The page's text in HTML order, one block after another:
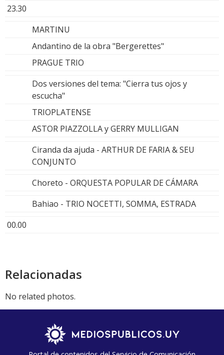
23.30
MARTINU
Andantino de la obra "Bergerettes"
PRAGUE TRIO
Dos versiones del tema: "Cierra tus ojos y
escucha"
TRIOPLATENSE
ASTOR PIAZZOLLA y GERRY MULLIGAN
Ciranda da ajuda - ARTHUR DE FARIA & SEU
CONJUNTO
Choreto - ORQUESTA POPULAR DE CÁMARA
Bahiao - TRIO NOCETTI, SOMMA, ESTRADA
00.00
Relacionadas
No related photos.